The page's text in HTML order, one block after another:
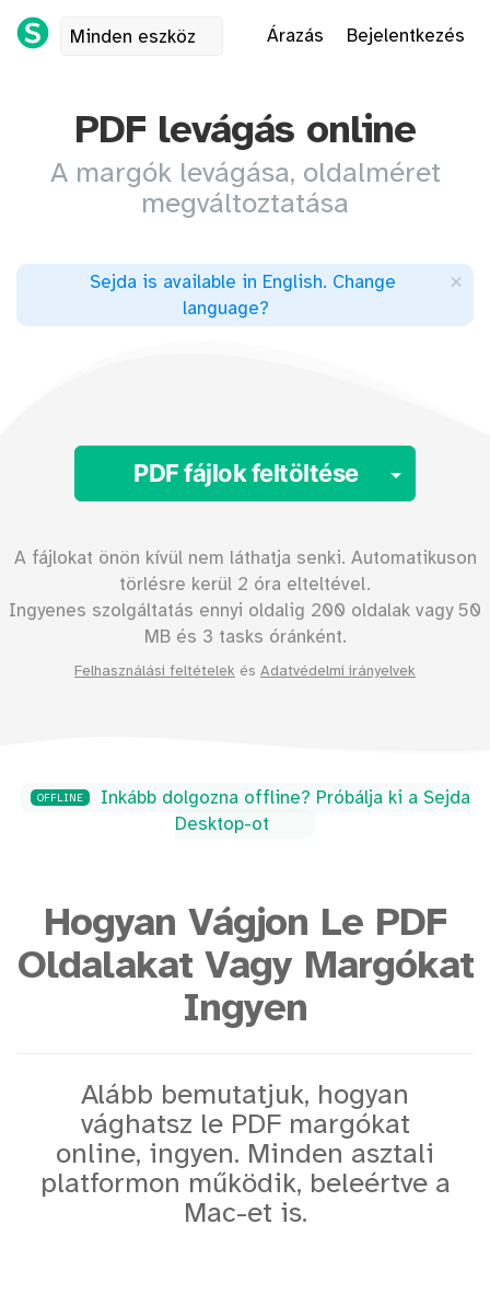
Minden eszköz Árazás Bejelentkezés
PDF levágás online
A margók levágása, oldalméret
megváltoztatása
Sejda is available in English. Change
language?
×
PDF fájlok feltöltése Toggle
A fájlokat önön kívül nem láthatja senki. Automatikuson
törlésre kerül 2 óra elteltével.
Ingyenes szolgáltatás ennyi oldalig 200 oldalak vagy 50
MB és 3 tasks óránként.
Felhasználási feltételek és Adatvédelmi irányelvek
OFFLINE
Inkább dolgozna offline? Próbálja ki a Sejda
Desktop-ot
Hogyan Vágjon Le PDF
Oldalakat Vagy Margókat
Ingyen
Alább bemutatjuk, hogyan
vághatsz le PDF margókat
online, ingyen. Minden asztali
platformon működik, beleértve a
Mac-et is.